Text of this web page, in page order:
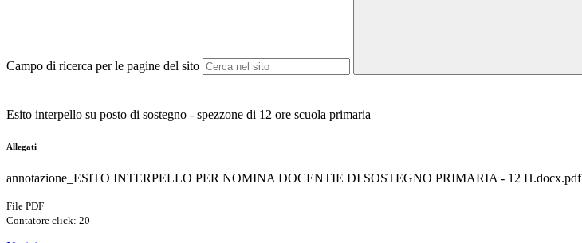
Campo di ricerca per le pagine del sito
Esito interpello su posto di sostegno - spezzone di 12 ore scuola primaria
Allegati
annotazione_ESITO INTERPELLO PER NOMINA DOCENTIE DI SOSTEGNO PRIMARIA - 12 H.docx.pdf
File PDF
Contatore click: 20